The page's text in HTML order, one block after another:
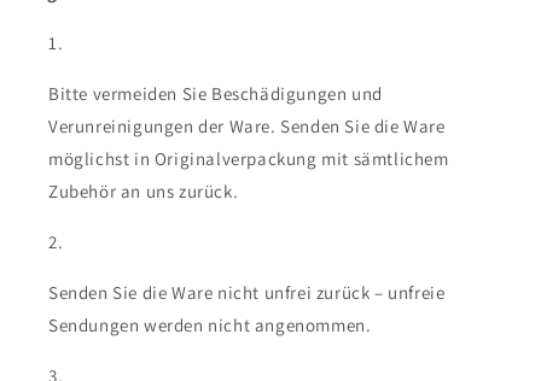
Bitte vermeiden Sie Beschädigungen und
Verunreinigungen der Ware. Senden Sie die Ware
möglichst in Originalverpackung mit sämtlichem
Zubehör an uns zurück.
Senden Sie die Ware nicht unfrei zurück – unfreie
Sendungen werden nicht angenommen.